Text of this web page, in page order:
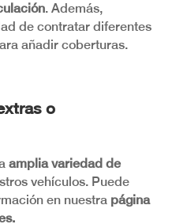
. Además,
de contratar diferentes
añadir coberturas.
o
amplia variedad de
vehículos. Puede
en nuestra página
.